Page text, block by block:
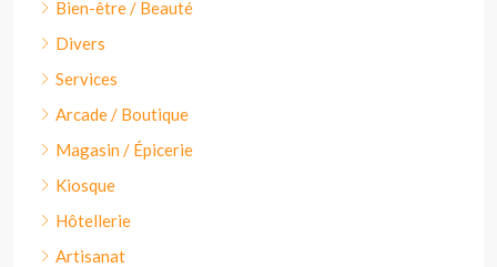
Bien-être / Beauté
Divers
Services
Arcade / Boutique
Magasin / Épicerie
Kiosque
Hôtellerie
Artisanat